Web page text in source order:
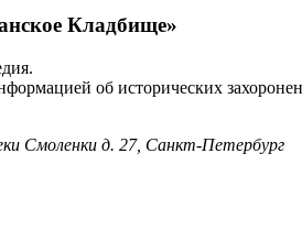
Кладбище»
об исторических
Смоленки д. 27, Санкт-Петербург